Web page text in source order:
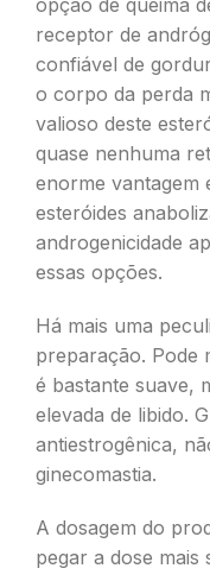
opção de queima
receptor de
confiável de
o corpo da perda
valioso deste
quase nenhuma
enorme vantagem
esteróides
androgenicidade
essas opções.
Há mais uma
preparação. Pode
é bastante suave,
elevada de libido.
antiestrogênica,
ginecomastia.
A dosagem do
pegar a dose mais